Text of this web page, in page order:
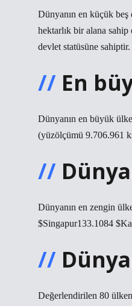
Dünyanın en küçük beş
hektarlık bir alana sahip
devlet statüsüne sahiptir.
En
Dünyanın en büyük
(yüzölçümü 9.706.961
Dünyanın en zengin
$Singapur133.1084
Değerlendirilen 80